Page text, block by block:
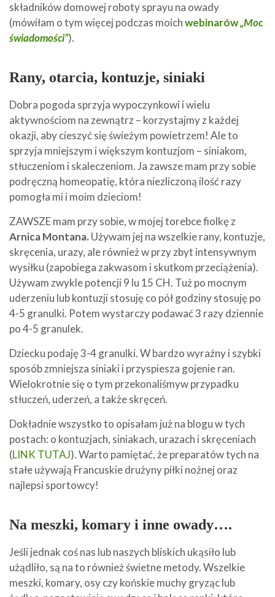
składników domowej roboty sprayu na owady
(mówiłam o tym więcej podczas moichwebinarów„Moc
świadomości”).
Rany, otarcia, kontuzje, siniaki
Dobra pogoda sprzyja wypoczynkowi i wielu
aktywnościom na zewnątrz – korzystajmy z każdej
okazji, aby cieszyć się świeżym powietrzem! Ale to
sprzyja mniejszym i większym kontuzjom – siniakom,
stłuczeniom i skaleczeniom. Ja zawsze mam przy sobie
podręczną homeopatię, która niezliczoną ilość razy
pomogła mi i moim dzieciom!
ZAWSZE mam przy sobie, w mojej torebce fiolkę z
Arnica Montana. Używam jej na wszelkie rany, kontuzje,
skręcenia, urazy, ale również w przy zbyt intensywnym
wysiłku (zapobiega zakwasom i skutkom przeciążenia).
Używam zwykle potencji 9 lu 15 CH. Tuż po mocnym
uderzeniu lub kontuzji stosuję co pół godziny stosuję po
4-5 granulki. Potem wystarczy podawać 3 razy dziennie
po 4-5 granulek.
Dziecku podaję 3-4 granulki. W bardzo wyraźny i szybki
sposób zmniejsza siniaki i przyspiesza gojenie ran.
Wielokrotnie się o tym przekonaliśmyw przypadku
stłuczeń, uderzeń, a także skręceń.
Dokładnie wszystko to opisałam już na blogu w tych
postach: o kontuzjach, siniakach, urazach i skręceniach
(LINK TUTAJ). Warto pamiętać, że preparatów tych na
stałe używają Francuskie drużyny piłki nożnej oraz
najlepsi sportowcy!
Na meszki, komary i inne owady….
Jeśli jednak coś nas lub naszych bliskich ukąsiło lub
użądliło, są na to również świetne metody. Wszelkie
meszki, komary, osy czy końskie muchy gryząc lub